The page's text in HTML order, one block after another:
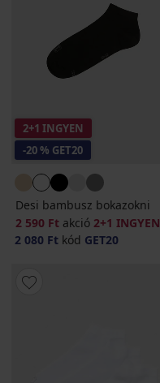
2+1 INGYEN
-20 % GET20
Desi bambusz bokazokni
2 590 Ft akció 2+1 INGYEN
2 080 Ft kód GET20